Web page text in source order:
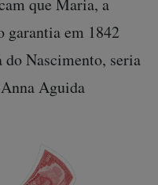
que Maria, a
garantia em 1842
Nascimento, seria
Aguida